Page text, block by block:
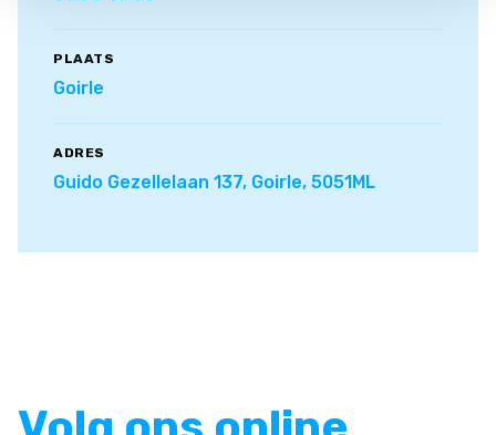
PLAATS
Goirle
ADRES
Guido Gezellelaan 137, Goirle, 5051ML